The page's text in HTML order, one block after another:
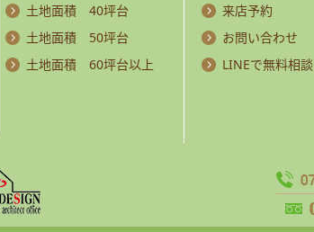
土地面積 40坪台
土地面積 50坪台
土地面積 60坪台以上
来店予約
お問い合わせ
LINEで無料相談